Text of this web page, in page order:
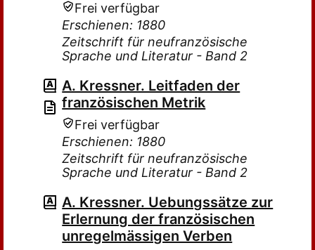
Frei verfügbar
Erschienen: 1880
Zeitschrift für neufranzösische
Sprache und Literatur - Band 2
A. Kressner. Leitfaden der
französischen Metrik
Frei verfügbar
Erschienen: 1880
Zeitschrift für neufranzösische
Sprache und Literatur - Band 2
A. Kressner. Uebungssätze zur
Erlernung der französischen
unregelmässigen Verben